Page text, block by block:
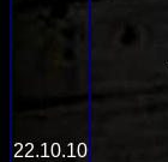
22.10.10